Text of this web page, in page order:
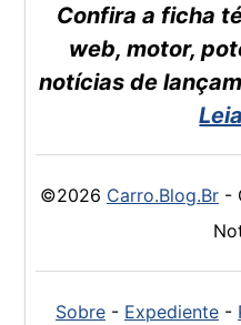
Confira a ficha
web, motor,
notícias de
©2026 Carro.Blog.Br-
Sobre- Expediente-